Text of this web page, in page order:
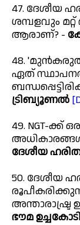
47. ദേശീയ
ശമ്പളവും
ആരാണ്? -
48. 'മുൻകരുതൽ
ഏത്
ട്രിബ്യൂണൽ
49. NGT-
ദേശീയ
50. ദേശീയ
അന്താരാഷ്ട്ര
ഭൗമ ഉച്ചകോടി